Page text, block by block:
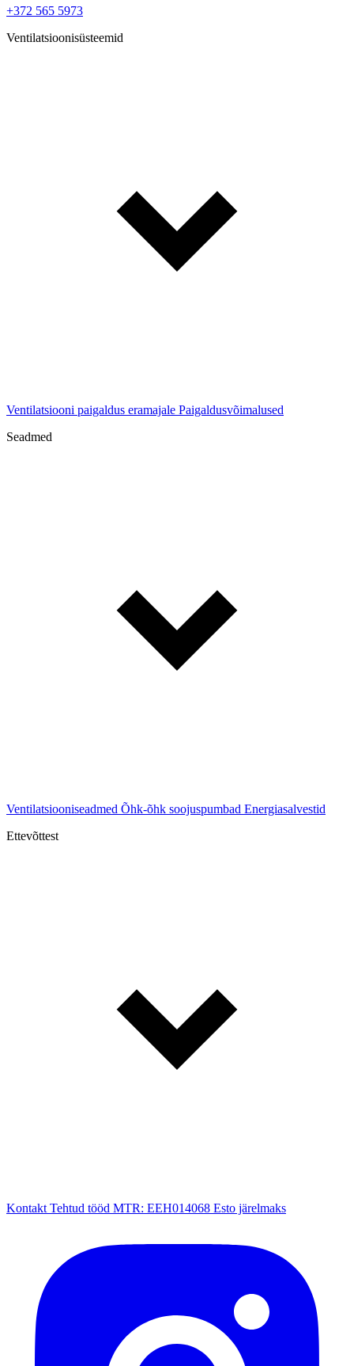
+372 565 5973
Ventilatsioonisüsteemid
Ventilatsiooni paigaldus eramajale Paigaldusvõimalused
Seadmed
Ventilatsiooniseadmed Õhk-õhk soojuspumbad Energiasalvestid
Ettevõttest
Kontakt Tehtud tööd MTR: EEH014068 Esto järelmaks